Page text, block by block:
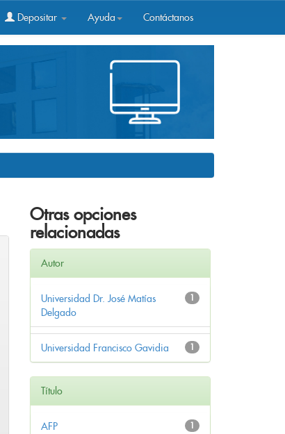
Depositar Ayuda Contáctanos
Otras opciones
relacionadas
Autor
1
Universidad Dr. José Matías
Delgado
1
Universidad Francisco Gavidia
Título
1
AFP